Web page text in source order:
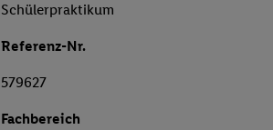
Schülerpraktikum
Referenz-Nr.
579627
Fachbereich